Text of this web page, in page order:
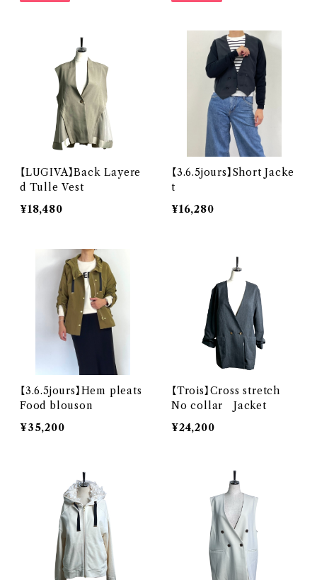
【LUGIVA】Back Layere
d Tulle Vest
¥18,480
【3.6.5jours】Short Jacke
t
¥16,280
【3.6.5jours】Hem pleats
Food blouson
¥35,200
【Trois】Cross stretch
No collar Jacket
¥24,200